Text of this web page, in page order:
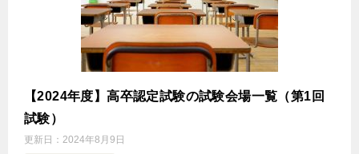
【2024年度】高卒認定試験の試験会場一覧（第1回
試験）
更新日： 2024年8月9日